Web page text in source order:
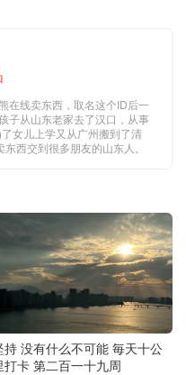
在线卖东西，取名这个ID后一
子从山东老家去了汉口，从事
女儿上学又从广州搬到了清
西交到很多朋友的山东人。
持 没有什么不可能 毎天十公
打卡 第二百一十九周